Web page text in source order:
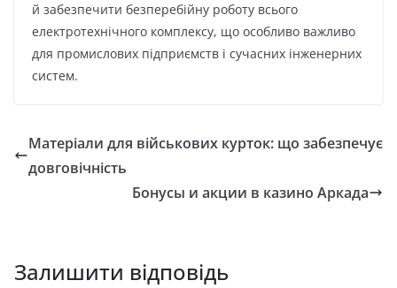
й забезпечити безперебійну роботу всього
електротехнічного комплексу, що особливо важливо
для промислових підприємств і сучасних інженерних
систем.
Матеріали для військових курток: що забезпечує
довговічність
Бонусы и акции в казино Аркада
Залишити відповідь